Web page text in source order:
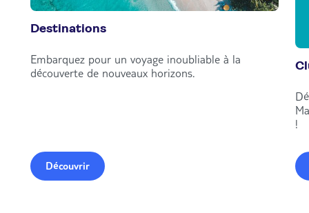
Destinations
Embarquez pour un voyage inoubliable à la
découverte de nouveaux horizons.
Découvrir
!